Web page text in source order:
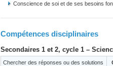
Conscience de soi et de ses besoins
Compétences disciplinaires
Secondaires 1 et 2, cycle 1 –
Chercher des réponses ou des solutions